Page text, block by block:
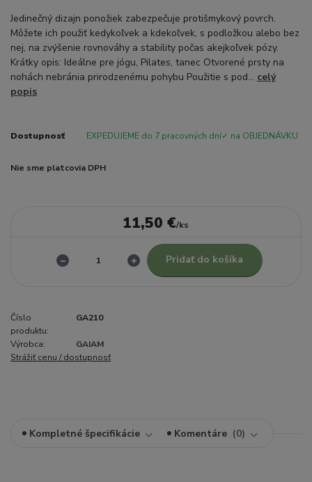
Jedinečný dizajn ponožiek zabezpečuje protišmykový povrch.
Môžete ich použiť kedykoľvek a kdekoľvek, s podložkou alebo bez
nej, na zvýšenie rovnováhy a stability počas akejkoľvek pózy.
Krátky opis: Ideálne pre jógu, Pilates, tanec Otvorené prsty na
nohách nebránia prirodzenému pohybu Použitie s pod... celý
popis
Dostupnosť EXPEDUJEME do 7 pracovných dní✓ na OBJEDNÁVKU
Nie sme platcovia DPH
11,50 €/ks
Pridať do košíka
Číslo
produktu:
GA210
Výrobca:
GAIAM
Strážiť cenu / dostupnosť
Kompletné špecifikácie Komentáre 0